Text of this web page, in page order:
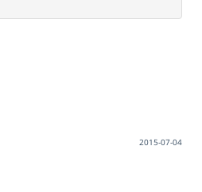
2015-07-04